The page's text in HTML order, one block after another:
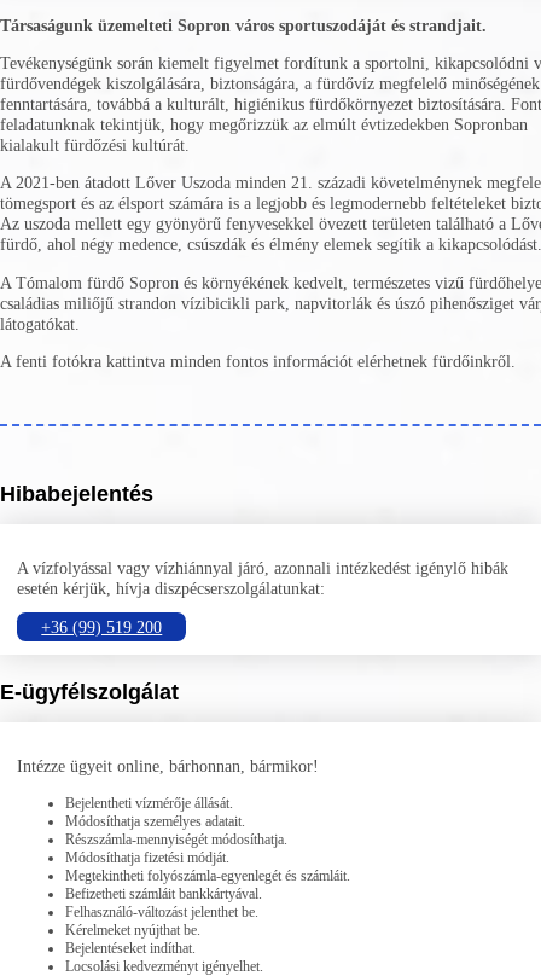
Társaságunk üzemelteti Sopron város sportuszodáját és strandjait.
Tevékenységünk során kiemelt figyelmet fordítunk a sportolni, kikapcsolódni
fürdővendégek kiszolgálására, biztonságára, a fürdővíz megfelelő minőségének
fenntartására, továbbá a kulturált, higiénikus fürdőkörnyezet biztosítására.
feladatunknak tekintjük, hogy megőrizzük az elmúlt évtizedekben Sopronban
kialakult fürdőzési kultúrát.
A 2021-ben átadott Lőver Uszoda minden 21. századi követelménynek
tömegsport és az élsport számára is a legjobb és legmodernebb feltételeket
Az uszoda mellett egy gyönyörű fenyvesekkel övezett területen található a
fürdő, ahol négy medence, csúszdák és élmény elemek segítik a kikapcsolódást.
A Tómalom fürdő Sopron és környékének kedvelt, természetes vizű
családias miliőjű strandon vízibicikli park, napvitorlák és úszó pihenősziget
látogatókat.
A fenti fotókra kattintva minden fontos információt elérhetnek fürdőinkről.
Hibabejelentés
A vízfolyással vagy vízhiánnyal járó, azonnali intézkedést igénylő hibák
esetén kérjük, hívja diszpécserszolgálatunkat:
+36 (99) 519 200
E-ügyfélszolgálat
Intézze ügyeit online, bárhonnan, bármikor!
Bejelentheti vízmérője állását.
Módosíthatja személyes adatait.
Részszámla-mennyiségét módosíthatja.
Módosíthatja fizetési módját.
Megtekintheti folyószámla-egyenlegét és számláit.
Befizetheti számláit bankkártyával.
Felhasználó-változást jelenthet be.
Kérelmeket nyújthat be.
Bejelentéseket indíthat.
Locsolási kedvezményt igényelhet.